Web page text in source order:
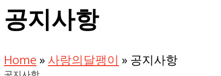
공지사항
Home » 사랑의달팽이 » 공지사항